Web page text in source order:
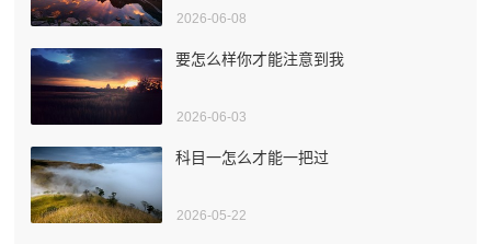
2026-06-08
要怎么样你才能注意到我
2026-06-03
科目一怎么才能一把过
2026-05-22